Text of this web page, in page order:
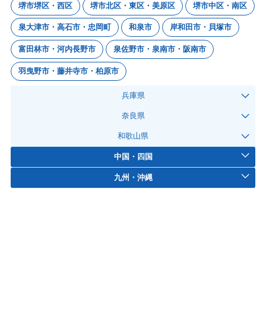
堺市堺区・西区 堺市北区・東区・美原区 堺市中区・南区
泉大津市・高石市・忠岡町 和泉市 岸和田市・貝塚市
富田林市・河内長野市 泉佐野市・泉南市・阪南市
羽曳野市・藤井寺市・柏原市
兵庫県
奈良県
和歌山県
中国・四国
九州・沖縄